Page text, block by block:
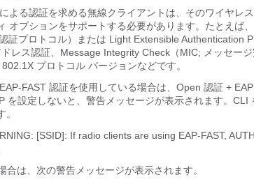
よる認証を求める無線クライアントは、そのワイヤレ
オプションをサポートする必要があります。たとえば
証プロトコル）または Light Extensible Authentication
レス認証、 Message Integrity Check（MIC; メッセー
プロトコル バージョンなどです。
FAST 認証を使用している場合は、Open 認証 +
を設定しないと、警告メッセージが表示されます。CLI
[SSID]: If radio clients are using EAP-FAST,
合は、次の警告メッセージが表示されます。